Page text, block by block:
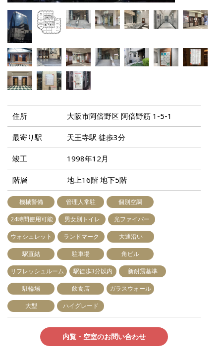
住所 大阪市阿倍野区 阿倍野筋 1-5-1
最寄り駅 天王寺駅 徒歩3分
竣工 1998年12月
階層 地上16階 地下5階
機械警備 管理人常駐 個別空調
24時間使用可能 男女別トイレ 光ファイバー
ウォシュレット ランドマーク 大通沿い
駅直結 駐車場 角ビル
リフレッシュルーム 駅徒歩3分以内 新耐震基準
駐輪場 飲食店 ガラスウォール
大型 ハイグレード
内覧・空室のお問い合わせ